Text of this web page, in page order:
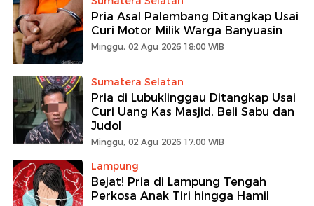
Pria Asal Palembang Ditangkap Usai
Curi Motor Milik Warga Banyuasin
Minggu, 02 Agu 2026 18:00 WIB
Sumatera Selatan
Pria di Lubuklinggau Ditangkap Usai
Curi Uang Kas Masjid, Beli Sabu dan
Judol
Minggu, 02 Agu 2026 17:00 WIB
Lampung
Bejat! Pria di Lampung Tengah
Perkosa Anak Tiri hingga Hamil